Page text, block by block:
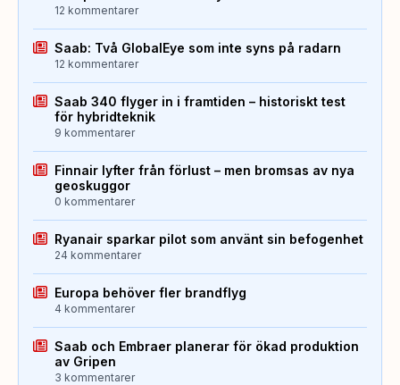
12 kommentarer
Saab: Två GlobalEye som inte syns på radarn
12 kommentarer
Saab 340 flyger in i framtiden – historiskt test
för hybridteknik
9 kommentarer
Finnair lyfter från förlust – men bromsas av nya
geoskuggor
0 kommentarer
Ryanair sparkar pilot som använt sin befogenhet
24 kommentarer
Europa behöver fler brandflyg
4 kommentarer
Saab och Embraer planerar för ökad produktion
av Gripen
3 kommentarer